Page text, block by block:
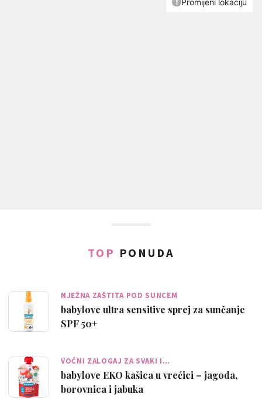
TOP PONUDA
NJEŽNA ZAŠTITA POD SUNCEM
babylove ultra sensitive sprej za sunčanje
SPF 50+
VOĆNI ZALOGAJ ZA SVAKI I…
babylove EKO kašica u vrećici – jagoda,
borovnica i jabuka